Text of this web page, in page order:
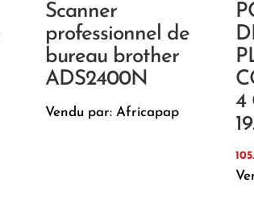
Scanner
professionnel de
bureau brother
ADS2400N
Vendu par: Africapap
4